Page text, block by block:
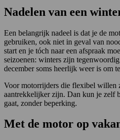
Nadelen van een
Een belangrijk nadeel is dat je de
gebruiken, ook niet in geval van
start en je tóch naar een afspraak
seizoenen: winters zijn
december soms heerlijk weer is om
Voor motorrijders die flexibel willen
aantrekkelijker zijn. Dan kun je zelf
gaat, zonder beperking.
Met de motor op